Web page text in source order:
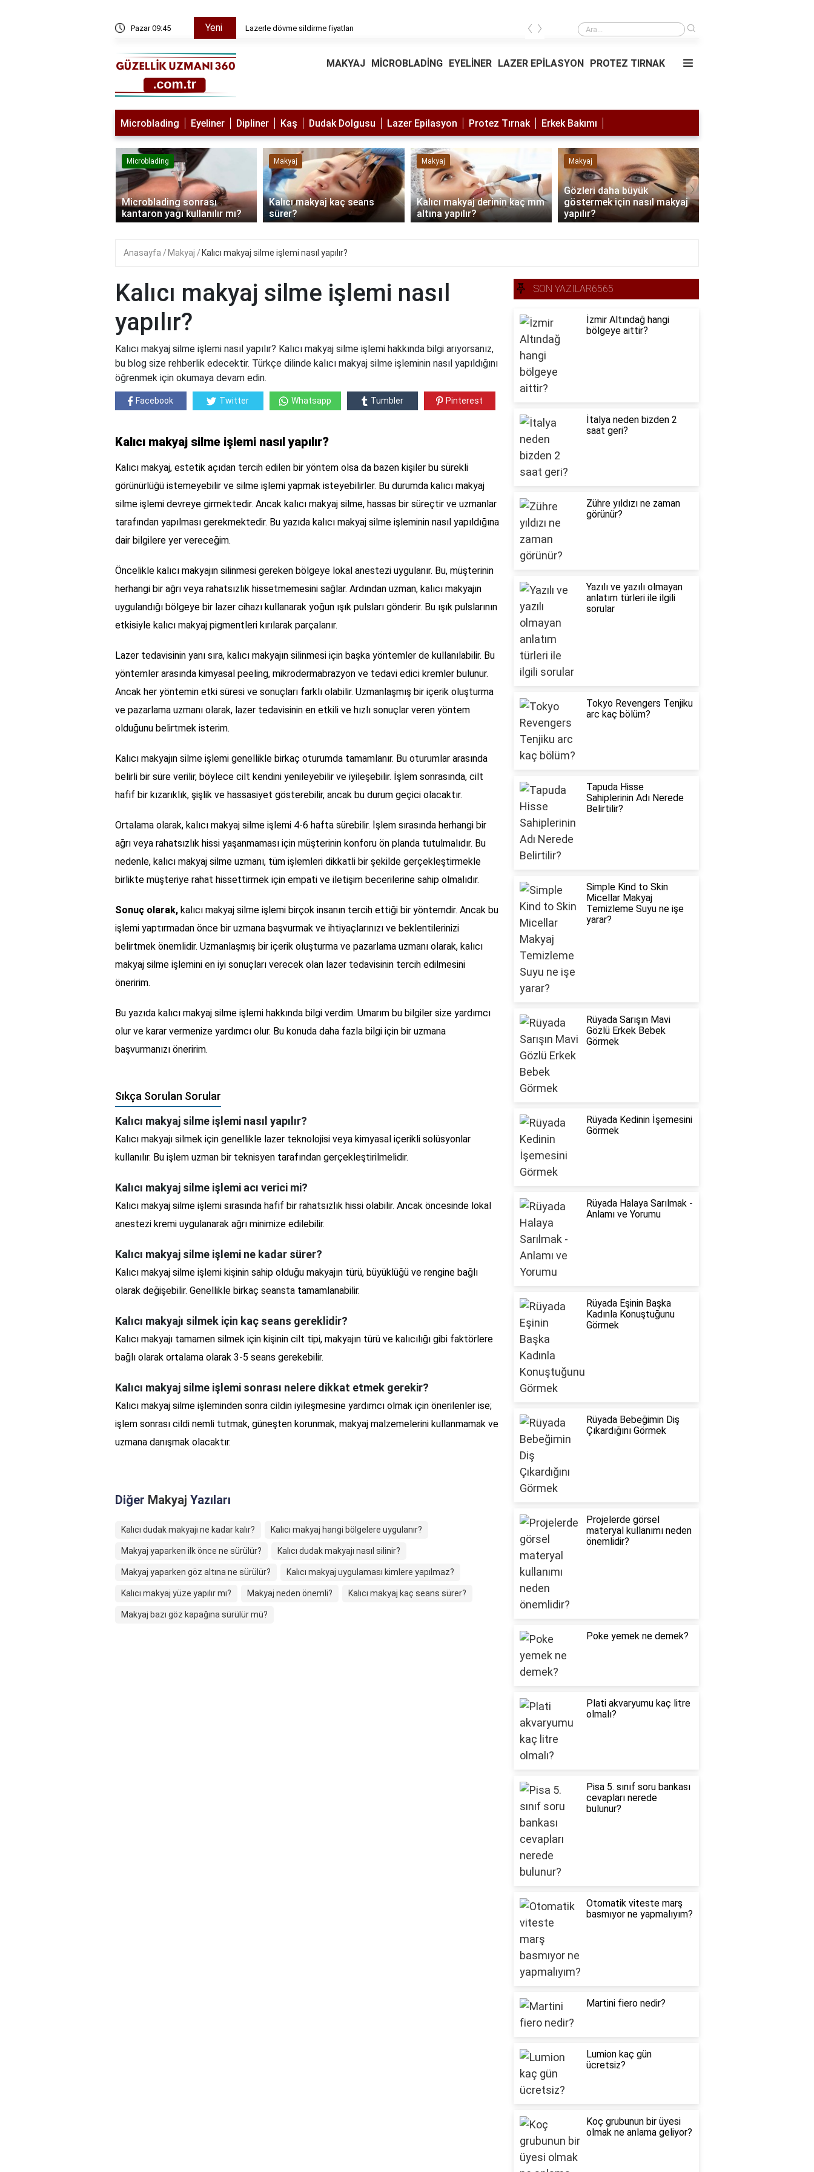
Pazar 09:45 Yeni Lazerle dövme sildirme fiyatları Saç simülasyonu
‹ ›
MAKYAJ MİCROBLADİNG EYELİNER LAZER EPİLASYON PROTEZ TIRNAK
Microblading Eyeliner Dipliner Kaş Dudak Dolgusu Lazer Epilasyon Protez Tırnak Erkek Bakımı
Microblading
Microblading sonrası
kantaron yağı kullanılır mı?
Makyaj
Kalıcı makyaj kaç seans
sürer?
Makyaj
Kalıcı makyaj derinin kaç mm
altına yapılır?
Makyaj
Gözleri daha büyük
göstermek için nasıl makyaj
yapılır?
‹ ›
Anasayfa Makyaj Kalıcı makyaj silme işlemi nasıl yapılır?
Kalıcı makyaj silme işlemi nasıl
yapılır?
Kalıcı makyaj silme işlemi nasıl yapılır? Kalıcı makyaj silme işlemi hakkında bilgi arıyorsanız,
bu blog size rehberlik edecektir. Türkçe dilinde kalıcı makyaj silme işleminin nasıl yapıldığını
öğrenmek için okumaya devam edin.
Facebook Twitter Whatsapp Tumbler Pinterest
Kalıcı makyaj silme işlemi nasıl yapılır?
Kalıcı makyaj, estetik açıdan tercih edilen bir yöntem olsa da bazen kişiler bu sürekli
görünürlüğü istemeyebilir ve silme işlemi yapmak isteyebilirler. Bu durumda kalıcı makyaj
silme işlemi devreye girmektedir. Ancak kalıcı makyaj silme, hassas bir süreçtir ve uzmanlar
tarafından yapılması gerekmektedir. Bu yazıda kalıcı makyaj silme işleminin nasıl yapıldığına
dair bilgilere yer vereceğim.
Öncelikle kalıcı makyajın silinmesi gereken bölgeye lokal anestezi uygulanır. Bu, müşterinin
herhangi bir ağrı veya rahatsızlık hissetmemesini sağlar. Ardından uzman, kalıcı makyajın
uygulandığı bölgeye bir lazer cihazı kullanarak yoğun ışık pulsları gönderir. Bu ışık pulslarının
etkisiyle kalıcı makyaj pigmentleri kırılarak parçalanır.
Lazer tedavisinin yanı sıra, kalıcı makyajın silinmesi için başka yöntemler de kullanılabilir. Bu
yöntemler arasında kimyasal peeling, mikrodermabrazyon ve tedavi edici kremler bulunur.
Ancak her yöntemin etki süresi ve sonuçları farklı olabilir. Uzmanlaşmış bir içerik oluşturma
ve pazarlama uzmanı olarak, lazer tedavisinin en etkili ve hızlı sonuçlar veren yöntem
olduğunu belirtmek isterim.
Kalıcı makyajın silme işlemi genellikle birkaç oturumda tamamlanır. Bu oturumlar arasında
belirli bir süre verilir, böylece cilt kendini yenileyebilir ve iyileşebilir. İşlem sonrasında, cilt
hafif bir kızarıklık, şişlik ve hassasiyet gösterebilir, ancak bu durum geçici olacaktır.
Ortalama olarak, kalıcı makyaj silme işlemi 4-6 hafta sürebilir. İşlem sırasında herhangi bir
ağrı veya rahatsızlık hissi yaşanmaması için müşterinin konforu ön planda tutulmalıdır. Bu
nedenle, kalıcı makyaj silme uzmanı, tüm işlemleri dikkatli bir şekilde gerçekleştirmekle
birlikte müşteriye rahat hissettirmek için empati ve iletişim becerilerine sahip olmalıdır.
Sonuç olarak, kalıcı makyaj silme işlemi birçok insanın tercih ettiği bir yöntemdir. Ancak bu
işlemi yaptırmadan önce bir uzmana başvurmak ve ihtiyaçlarınızı ve beklentilerinizi
belirtmek önemlidir. Uzmanlaşmış bir içerik oluşturma ve pazarlama uzmanı olarak, kalıcı
makyaj silme işlemini en iyi sonuçları verecek olan lazer tedavisinin tercih edilmesini
öneririm.
Bu yazıda kalıcı makyaj silme işlemi hakkında bilgi verdim. Umarım bu bilgiler size yardımcı
olur ve karar vermenize yardımcı olur. Bu konuda daha fazla bilgi için bir uzmana
başvurmanızı öneririm.
Sıkça Sorulan Sorular
Kalıcı makyaj silme işlemi nasıl yapılır?
Kalıcı makyajı silmek için genellikle lazer teknolojisi veya kimyasal içerikli solüsyonlar
kullanılır. Bu işlem uzman bir teknisyen tarafından gerçekleştirilmelidir.
Kalıcı makyaj silme işlemi acı verici mi?
Kalıcı makyaj silme işlemi sırasında hafif bir rahatsızlık hissi olabilir. Ancak öncesinde lokal
anestezi kremi uygulanarak ağrı minimize edilebilir.
Kalıcı makyaj silme işlemi ne kadar sürer?
Kalıcı makyaj silme işlemi kişinin sahip olduğu makyajın türü, büyüklüğü ve rengine bağlı
olarak değişebilir. Genellikle birkaç seansta tamamlanabilir.
Kalıcı makyajı silmek için kaç seans gereklidir?
Kalıcı makyajı tamamen silmek için kişinin cilt tipi, makyajın türü ve kalıcılığı gibi faktörlere
bağlı olarak ortalama olarak 3-5 seans gerekebilir.
Kalıcı makyaj silme işlemi sonrası nelere dikkat etmek gerekir?
Kalıcı makyaj silme işleminden sonra cildin iyileşmesine yardımcı olmak için önerilenler ise;
işlem sonrası cildi nemli tutmak, güneşten korunmak, makyaj malzemelerini kullanmamak ve
uzmana danışmak olacaktır.
Diğer Makyaj Yazıları
Kalıcı dudak makyajı ne kadar kalır? Kalıcı makyaj hangi bölgelere uygulanır?
Makyaj yaparken ilk önce ne sürülür? Kalıcı dudak makyajı nasıl silinir?
Makyaj yaparken göz altına ne sürülür? Kalıcı makyaj uygulaması kimlere yapılmaz?
Kalıcı makyaj yüze yapılır mı? Makyaj neden önemli? Kalıcı makyaj kaç seans sürer?
Makyaj bazı göz kapağına sürülür mü?
SON YAZILAR6565
İzmir Altındağ hangi
bölgeye aittir?
İtalya neden bizden 2
saat geri?
Zühre yıldızı ne zaman
görünür?
Yazılı ve yazılı olmayan
anlatım türleri ile ilgili
sorular
Tokyo Revengers Tenjiku
arc kaç bölüm?
Tapuda Hisse
Sahiplerinin Adı Nerede
Belirtilir?
Simple Kind to Skin
Micellar Makyaj
Temizleme Suyu ne işe
yarar?
Rüyada Sarışın Mavi
Gözlü Erkek Bebek
Görmek
Rüyada Kedinin İşemesini
Görmek
Rüyada Halaya Sarılmak -
Anlamı ve Yorumu
Rüyada Eşinin Başka
Kadınla Konuştuğunu
Görmek
Rüyada Bebeğimin Diş
Çıkardığını Görmek
Projelerde görsel
materyal kullanımı neden
önemlidir?
Poke yemek ne demek?
Plati akvaryumu kaç litre
olmalı?
Pisa 5. sınıf soru bankası
cevapları nerede
bulunur?
Otomatik viteste marş
basmıyor ne yapmalıyım?
Martini fiero nedir?
Lumion kaç gün
ücretsiz?
Koç grubunun bir üyesi
olmak ne anlama geliyor?